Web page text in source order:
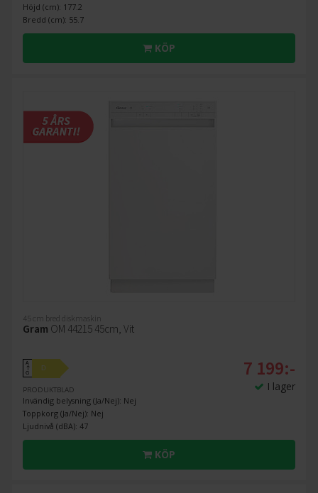
Höjd (cm): 177.2
Bredd (cm): 55.7
KÖP
45 cm bred diskmaskin
Gram OM 44215 45cm, Vit
A
↑
G
D
PRODUKTBLAD
Invändig belysning (Ja/Nej): Nej
Toppkorg (Ja/Nej): Nej
Ljudnivå (dBA): 47
7 199:-
I lager
KÖP